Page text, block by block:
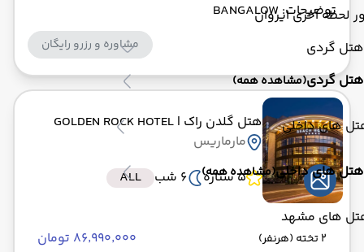
لحظه آخری ایروان
هتل گردی
هتل گردی(مشاهده همه)
های داخلی
هتل های داخلی(مشاهده همه)
های مشهد
توضیحات: BANGALOW
مشاوره و رزرو رایگان
هتل گلدن راک | GOLDEN ROCK HOTEL
مارماریس
5 ستاره
6 شب ALL
2 تخته (هرنفر) ۸۶٬۹۹۰٬۰۰۰ تومان